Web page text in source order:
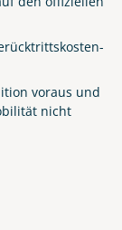
voraus und
nicht